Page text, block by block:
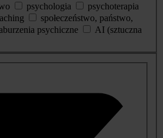
psychologia
psychoterapia
społeczeństwo, państwo,
psychiczne
AI (sztuczna